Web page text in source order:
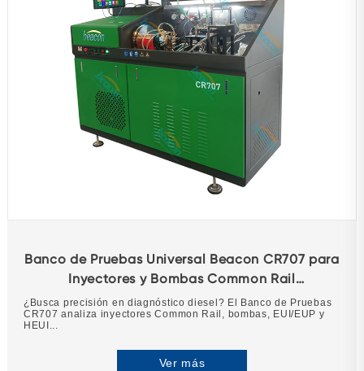
Banco de Pruebas Universal Beacon CR707 para
Inyectores y Bombas Common Rail
(EUI/EUP/HEUI)
¿Busca precisión en diagnóstico diesel? El Banco de Pruebas
CR707 analiza inyectores Common Rail, bombas, EUI/EUP y
HEUI...
Ver más